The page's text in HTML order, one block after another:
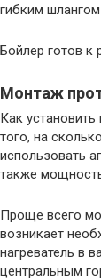
гибким
Бойлер готов к
Монтаж
Как
того, на
использовать
также
Проще всего
возникает
нагреватель в
центральным